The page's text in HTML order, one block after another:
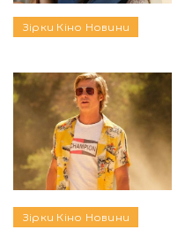
Зірки Кіно Новини
Зірки Кіно Новини